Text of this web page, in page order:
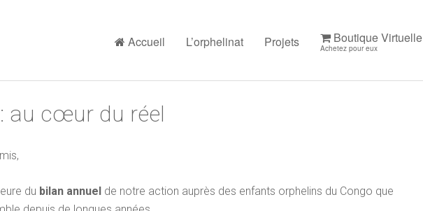
Accueil L’orphelinat Projets Boutique Virtuelle
Achetez pour eux
au cœur du réel
du bilan annuel de notre action auprès des enfants orphelins du Congo que